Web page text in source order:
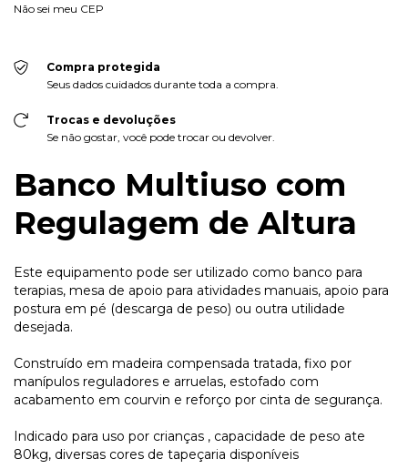
Não sei meu CEP
Compra protegida
Seus dados cuidados durante toda a compra.
Trocas e devoluções
Se não gostar, você pode trocar ou devolver.
Banco Multiuso com
Regulagem de Altura
Este equipamento pode ser utilizado como banco para
terapias, mesa de apoio para atividades manuais, apoio para
postura em pé (descarga de peso) ou outra utilidade
desejada.
Construído em madeira compensada tratada, fixo por
manípulos reguladores e arruelas, estofado com
acabamento em courvin e reforço por cinta de segurança.
Indicado para uso por crianças , capacidade de peso ate
80kg, diversas cores de tapeçaria disponíveis